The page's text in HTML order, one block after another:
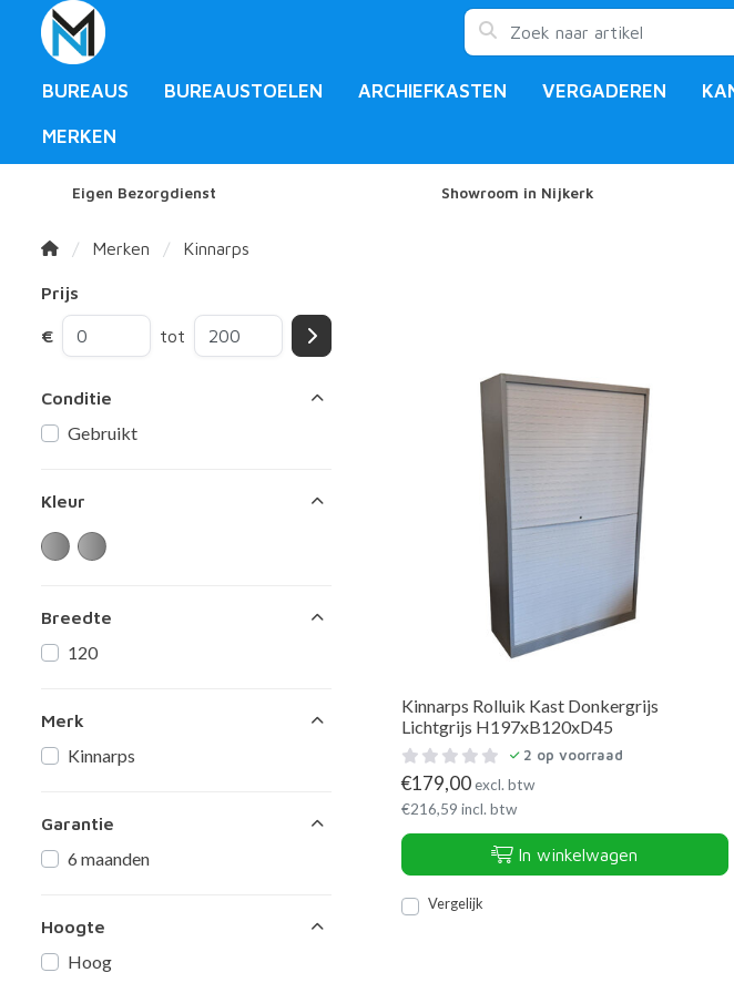
BUREAUS BUREAUSTOELEN ARCHIEFKASTEN VERGADEREN
MERKEN
Eigen Bezorgdienst Showroom in Nijkerk
Merken Kinnarps
Prijs
€ tot
Conditie
Gebruikt
Kleur
Breedte
120
Merk
Kinnarps
Garantie
6 maanden
Hoogte
Hoog
Kinnarps Rolluik Kast Donkergrijs
Lichtgrijs H197xB120xD45
2 op voorraad
€179,00excl. btw
€216,59 incl. btw
In winkelwagen
Vergelijk